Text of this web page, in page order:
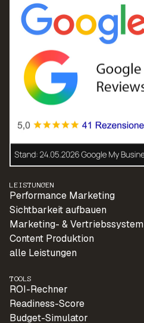
LEISTUNGEN
Performance Marketing
Sichtbarkeit aufbauen
Marketing- & Vertriebssystem
Content Produktion
alle Leistungen
TOOLS
ROI-Rechner
Readiness-Score
Budget-Simulator